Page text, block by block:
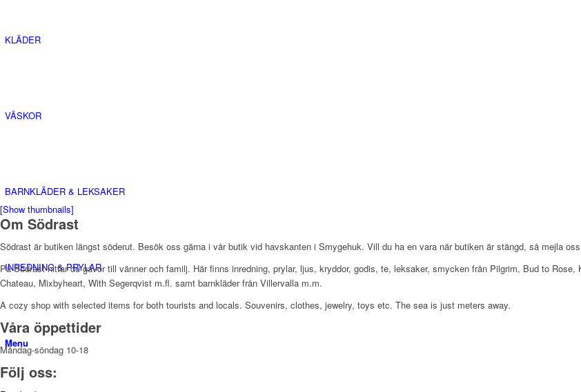
KLÄDER
VÄSKOR
BARNKLÄDER & LEKSAKER
INREDNING & PRYLAR
Menu
[Show thumbnails]
Om Södrast
Södrast är butiken längst söderut. Besök oss gärna i vår butik vid havskanten i Smygehuk. Vill du ha en vara när butiken är stängd, så mejla
På Södrast hittar du gåvor till vänner och familj. Här finns inredning, prylar, ljus, kryddor, godis, te, leksaker, smycken från Pilgrim, Bud to
Chateau, Mixbyheart, With Segerqvist m.fl. samt barnkläder från Villervalla m.m.
A cozy shop with selected items for both tourists and locals. Souvenirs, clothes, jewelry, toys etc. The sea is just meters away.
Våra öppettider
Måndag-söndag 10-18
Följ oss: